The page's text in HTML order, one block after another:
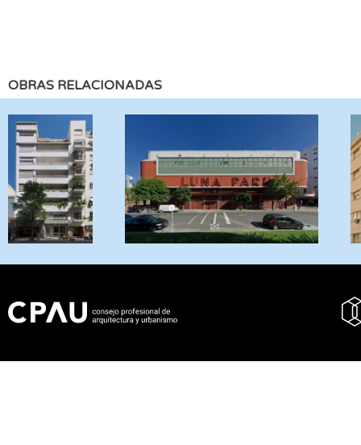
OBRAS RELACIONADAS